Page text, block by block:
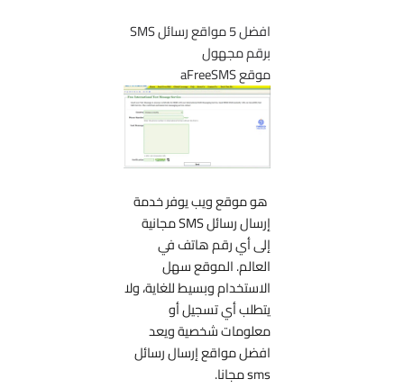
افضل 5 مواقع رسائل SMS
برقم مجهول
موقع aFreeSMS
هو موقع ويب يوفر خدمة
إرسال رسائل SMS مجانية
إلى أي رقم هاتف في
العالم. الموقع سهل
الاستخدام وبسيط للغاية، ولا
يتطلب أي تسجيل أو
معلومات شخصية ويعد
افضل مواقع إرسال رسائل
sms مجانا.